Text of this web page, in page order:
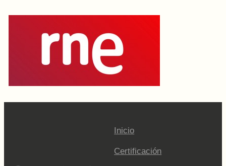
Inicio
Certificación